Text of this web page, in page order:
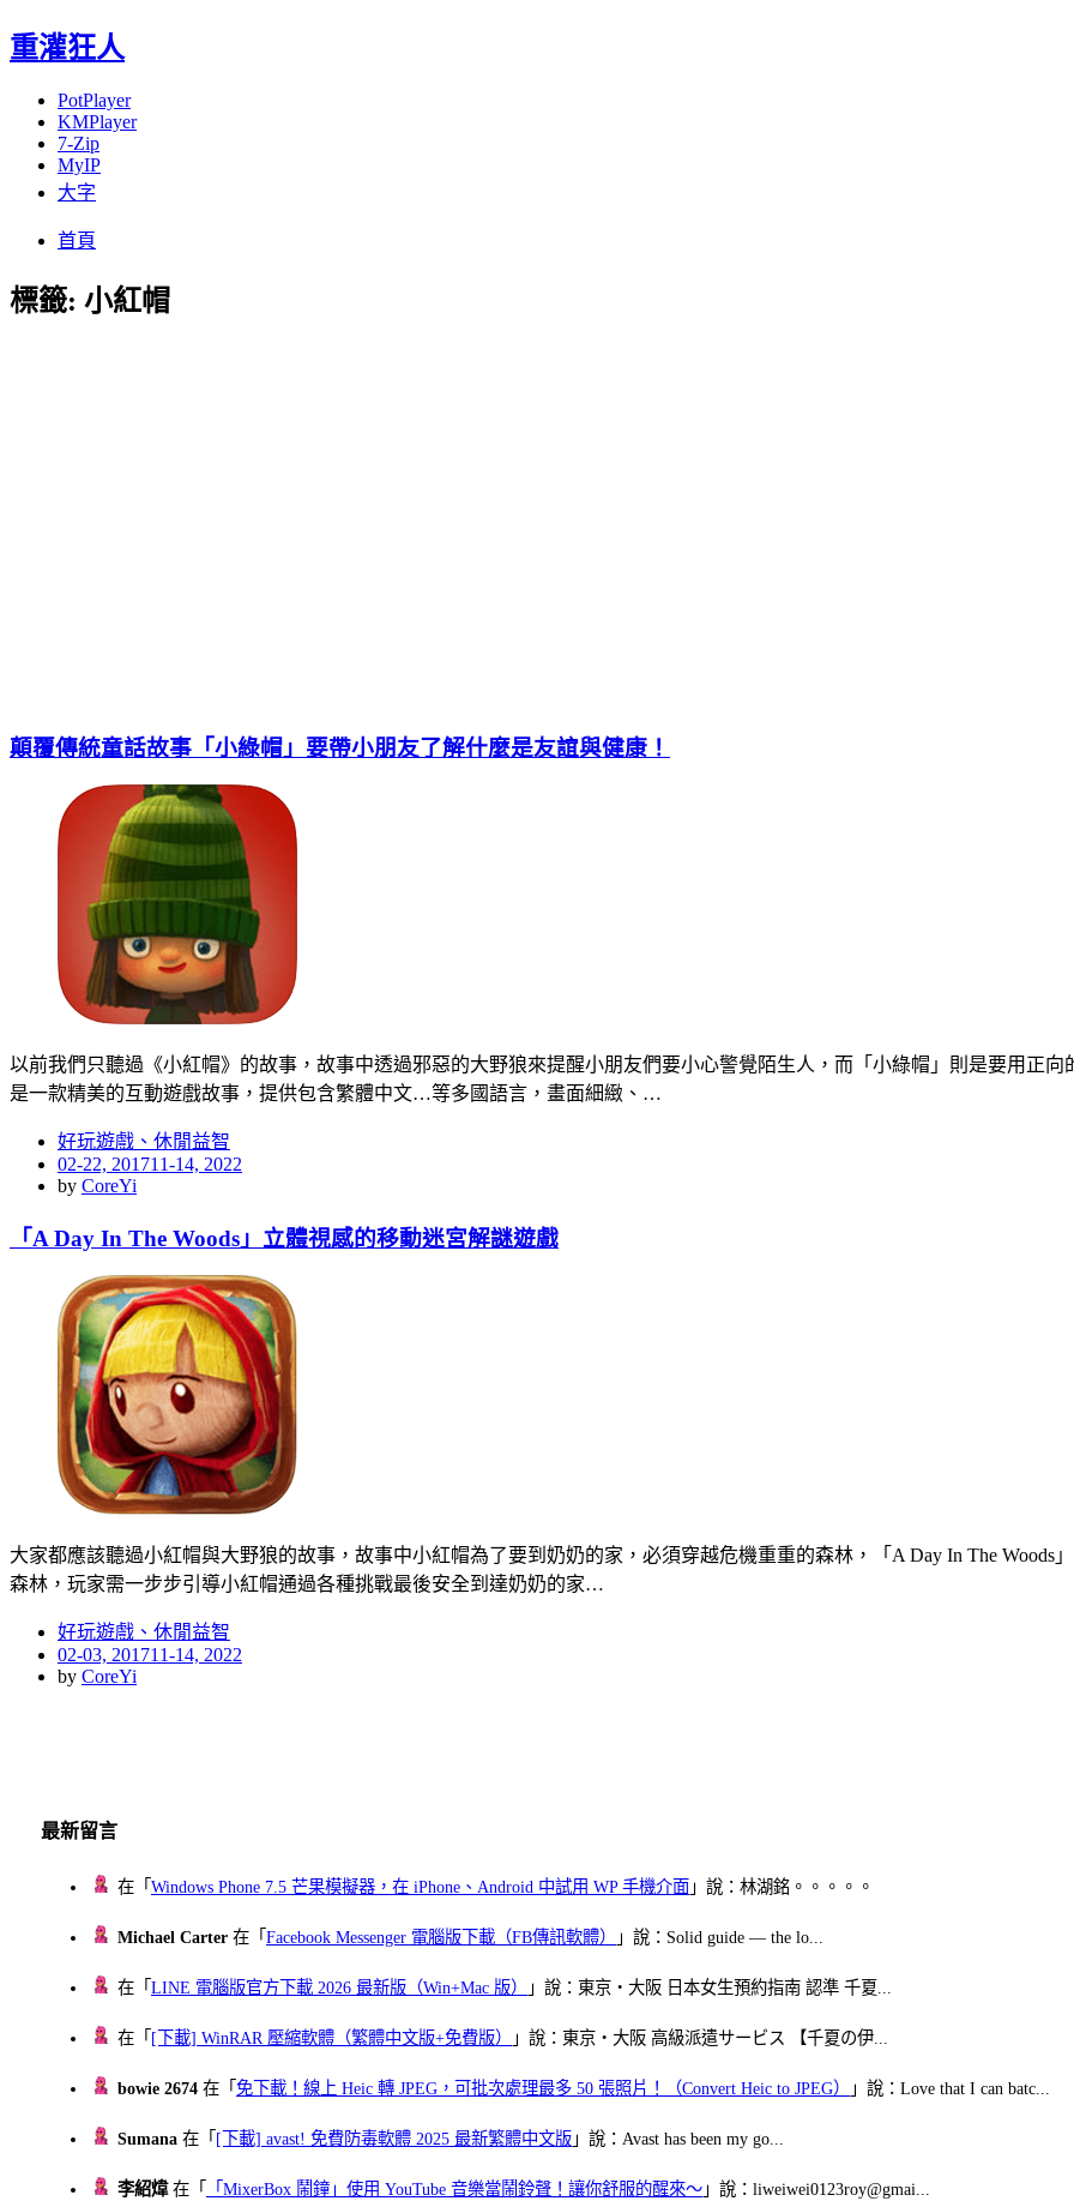
重灌狂人
PotPlayer
KMPlayer
7-Zip
MyIP
大字
首頁
標籤: 小紅帽
顛覆傳統童話故事「小綠帽」要帶小朋友了解什麼是友誼與健康！
以前我們只聽過《小紅帽》的故事，故事中透過邪惡的大野狼來提醒小朋友們要小心警覺陌生人，而「小綠帽」則是要用正
是一款精美的互動遊戲故事，提供包含繁體中文…等多國語言，畫面細緻、…
好玩遊戲、休閒益智
Posted
on
02-22, 201711-14, 2022
by CoreYi
「A Day In The Woods」立體視感的移動迷宮解謎遊戲
大家都應該聽過小紅帽與大野狼的故事，故事中小紅帽為了要到奶奶的家，必須穿越危機重重的森林，「A Day In The
森林，玩家需一步步引導小紅帽通過各種挑戰最後安全到達奶奶的家…
好玩遊戲、休閒益智
Posted
on
02-03, 201711-14, 2022
by CoreYi
最新留言
在「Windows Phone 7.5 芒果模擬器，在 iPhone、Android 中試用 WP 手機介面 」說：林湖銘。。。。。
Michael Carter 在「Facebook Messenger 電腦版下載（FB傳訊軟體） 」說：Solid guide — the lo...
在「LINE 電腦版官方下載 2026 最新版（Win+Mac 版） 」說：東京・大阪 日本女生預約指南 認準 千夏...
在「 [下載] WinRAR 壓縮軟體（繁體中文版+免費版） 」說：東京・大阪 高級派遣サービス 【千夏の伊...
bowie 2674 在「免下載！線上 Heic 轉 JPEG，可批次處理最多 50 張照片！（Convert Heic to JPEG） 」說：Love that I can batc...
Sumana 在「 [下載] avast! 免費防毒軟體 2025 最新繁體中文版 」說：Avast has been my go...
李紹煒在「 「MixerBox 鬧鐘」使用 YouTube 音樂當鬧鈴聲！讓你舒服的醒來～ 」說：liweiwei0123roy@gmai...